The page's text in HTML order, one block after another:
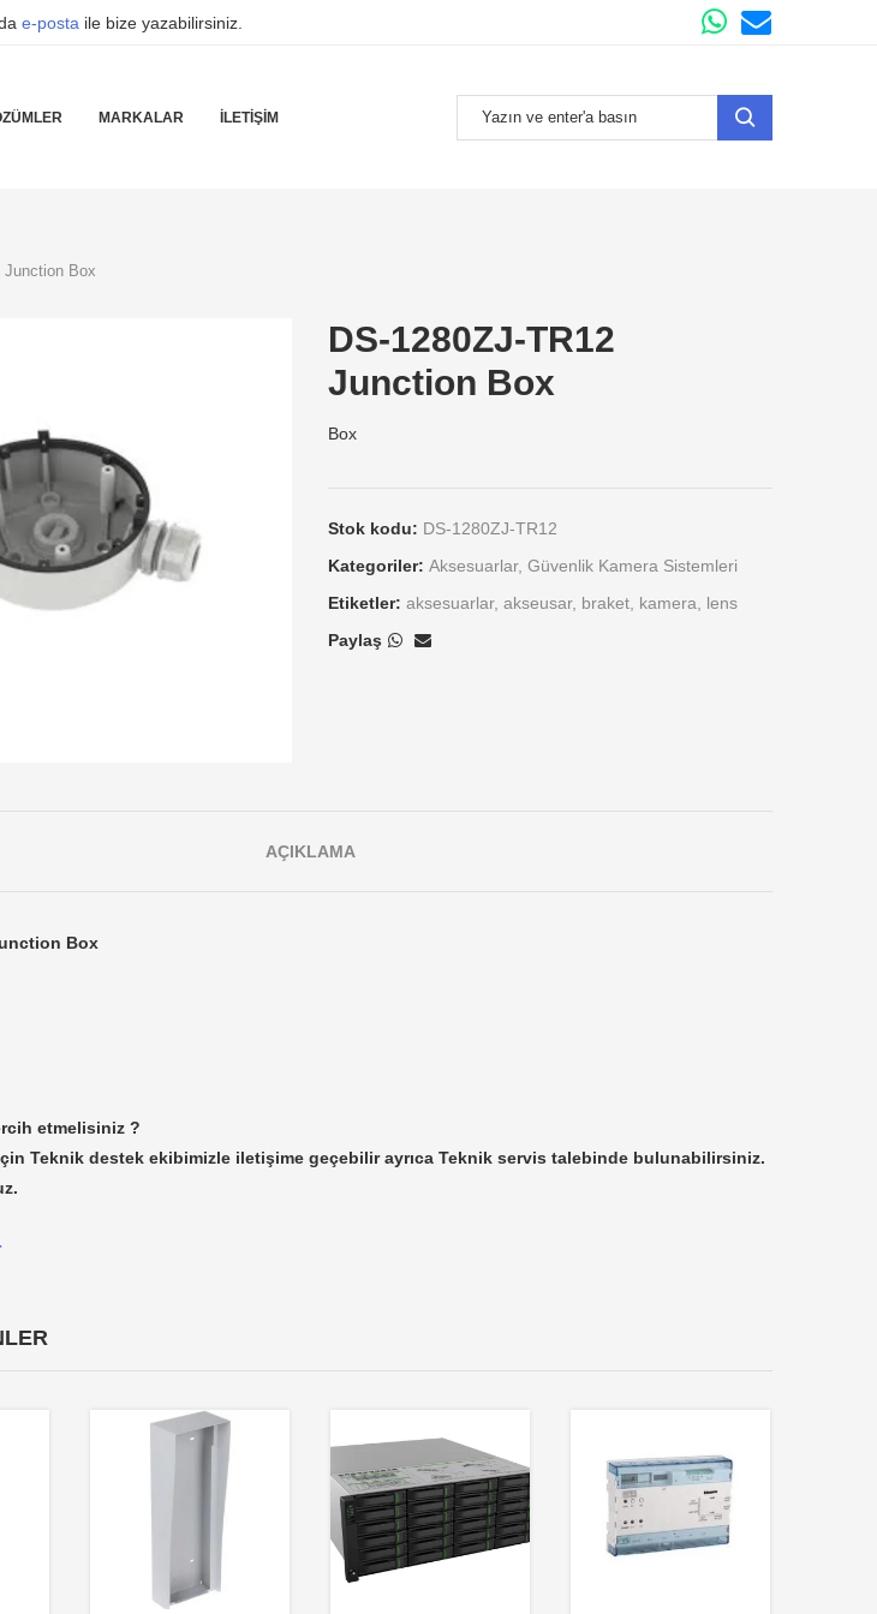
e-posta ile bize yazabilirsiniz.
MARKALAR İLETIŞIM
Junction Box
DS-1280ZJ-TR12
Junction Box
Box
Stok kodu: DS-1280ZJ-TR12
Kategoriler: Aksesuarlar, Güvenlik Kamera Sistemleri
Etiketler: aksesuarlar, akseusar, braket kamera
lens
Paylaş
AÇIKLAMA
Box
etmelisiniz ?
Teknik destek ekibimizle iletişime geçebilir ayrıca Teknik servis talebinde bulunabilirsiniz.